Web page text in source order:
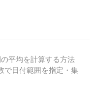
の平均を計算する方法
で日付範囲を指定・集